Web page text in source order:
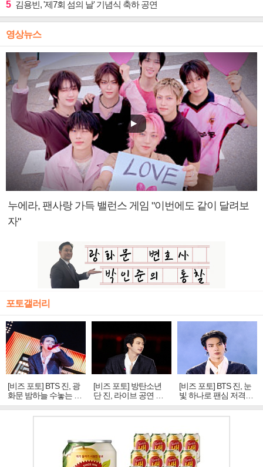
5 김용빈, '제7회 섬의 날' 기념식 축하 공연
영상뉴스
누에라, 팬사랑 가득 밸런스 게임 "이번에도 같이 달려보
자"
포토갤러리
[비즈 포토] BTS 진, 광
화문 밤하늘 수놓는 '비
주얼 킹'의 열창
[비즈 포토] 방탄소년
단 진, 라이브 공연 중
빛나는 독보적 아우라
[비즈 포토] BTS 진, 눈
빛 하나로 팬심 저격…
독보적 카리스마